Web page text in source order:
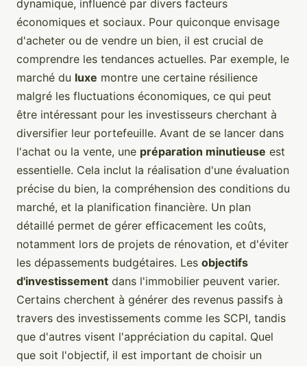
dynamique, influencé par divers facteurs
économiques et sociaux. Pour quiconque envisage
d'acheter ou de vendre un bien, il est crucial de
comprendre les tendances actuelles. Par exemple, le
marché du luxe montre une certaine résilience
malgré les fluctuations économiques, ce qui peut
être intéressant pour les investisseurs cherchant à
diversifier leur portefeuille. Avant de se lancer dans
l'achat ou la vente, une préparation minutieuse est
essentielle. Cela inclut la réalisation d'une évaluation
précise du bien, la compréhension des conditions du
marché, et la planification financière. Un plan
détaillé permet de gérer efficacement les coûts,
notamment lors de projets de rénovation, et d'éviter
les dépassements budgétaires. Les objectifs
d'investissement dans l'immobilier peuvent varier.
Certains cherchent à générer des revenus passifs à
travers des investissements comme les SCPI, tandis
que d'autres visent l'appréciation du capital. Quel
que soit l'objectif, il est important de choisir un